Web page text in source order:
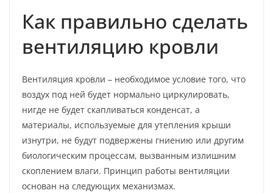
Как правильно сделать
вентиляцию кровли
Вентиляция кровли – необходимое условие того, что
воздух под ней будет нормально циркулировать,
нигде не будет скапливаться конденсат, а
материалы, используемые для утепления крыши
изнутри, не будут подвержены гниению или другим
биологическим процессам, вызванным излишним
скоплением влаги. Принцип работы вентиляции
основан на следующих механизмах.